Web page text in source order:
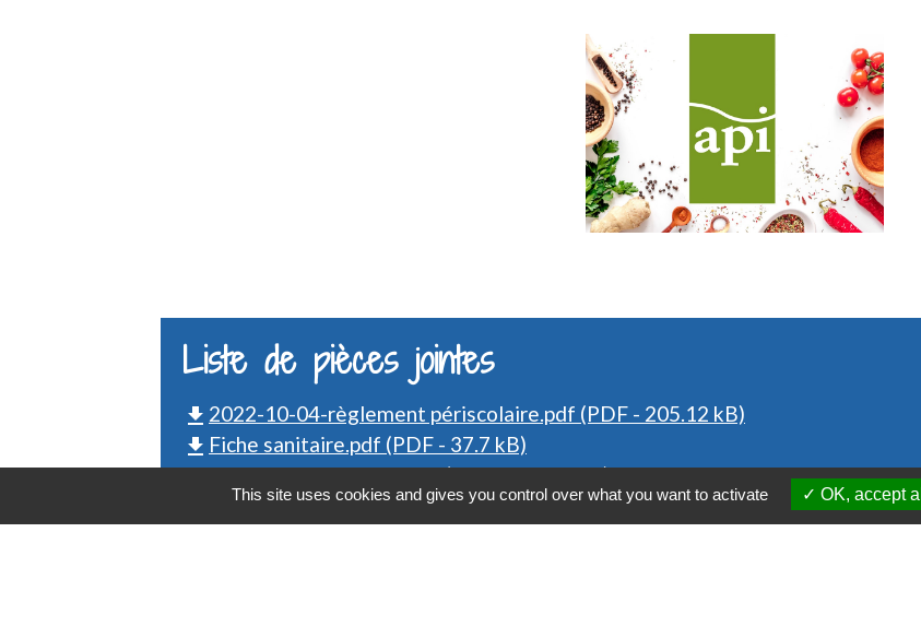
Liste de pièces jointes
file_download 2022-10-04-règlement périscolaire.pdf (PDF - 205.12 kB)
file_download Fiche sanitaire.pdf (PDF - 37.7 kB)
Dossier d_inscription.pdf (PDF - 670.32 kB)
This site uses cookies and gives you control over what you want to activate OK, accept all